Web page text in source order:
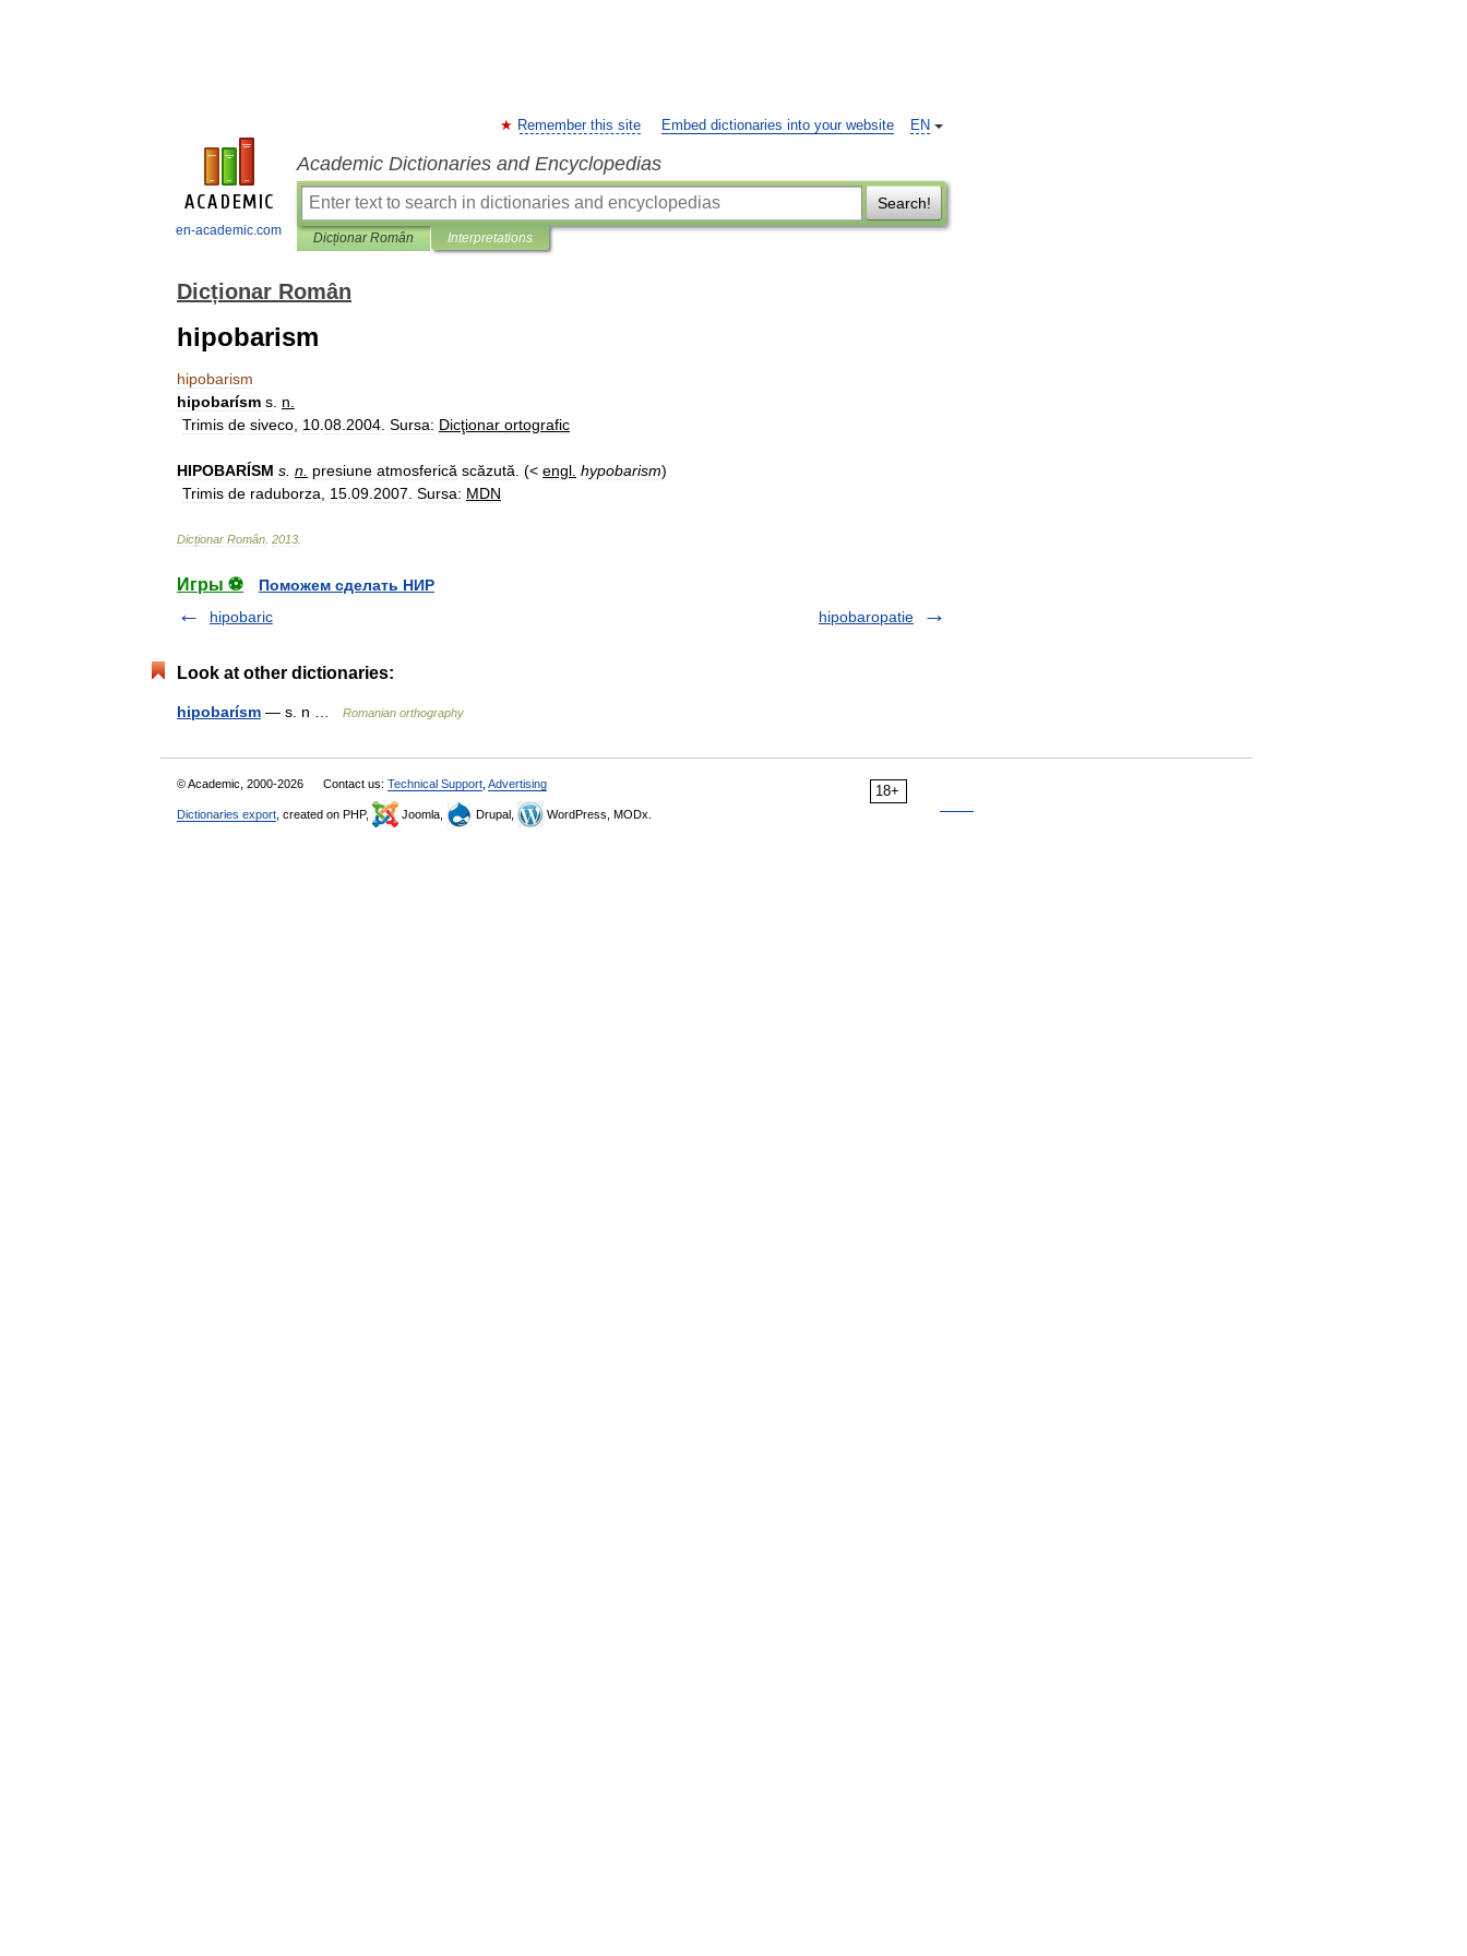
en-academic.com
EN
Remember this site Embed dictionaries into your website
Academic Dictionaries and Encyclopedias
Search!
Dicționar Român Interpretations
Dicționar Român
hipobarism
hipobarism
hipobarísm s n
Trimis de siveco 10 08 2004 Sursa: Dicţionar ortografic
HIPOBARÍSM s n presiune atmosferică scăzută . (< engl hypobarism)
Trimis de raduborza 15 09 2007 Sursa: MDN
Dicționar Român 2013
Игры ⚽
Поможем сделать НИР
hipobaric
hipobaropatie
Look at other dictionaries:
hipobarísm — s. n … Romanian orthography
18+
© Academic, 2000-2026 Contact us: Technical Support Advertising
Dictionaries export , created on PHP, Joomla, Drupal, WordPress, MODx.